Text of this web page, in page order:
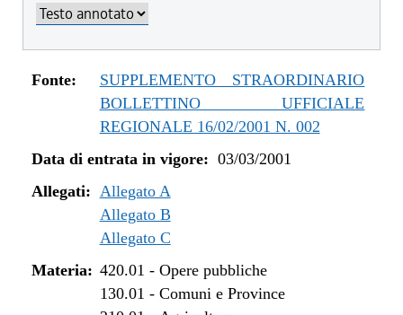
Fonte:
SUPPLEMENTO STRAORDINARIO
BOLLETTINO UFFICIALE
REGIONALE 16/02/2001 N. 002
Data di entrata in vigore: 03/03/2001
Allegati: Allegato A
Allegato B
Allegato C
Materia: 420.01 - Opere pubbliche
130.01 - Comuni e Province